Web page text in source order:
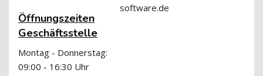
Öffnungszeiten
Geschäftsstelle
Montag - Donnerstag:
09:00 - 16:30 Uhr
software.de